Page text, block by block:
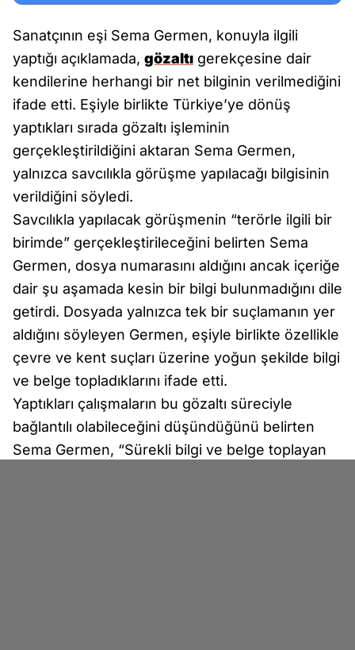
Sanatçının eşi Sema Germen, konuyla ilgili
yaptığı açıklamada, gözaltı gerekçesine dair
kendilerine herhangi bir net bilginin verilmediğini
ifade etti. Eşiyle birlikte Türkiye’ye dönüş
yaptıkları sırada gözaltı işleminin
gerçekleştirildiğini aktaran Sema Germen,
yalnızca savcılıkla görüşme yapılacağı bilgisinin
verildiğini söyledi.
Savcılıkla yapılacak görüşmenin “terörle ilgili bir
birimde” gerçekleştirileceğini belirten Sema
Germen, dosya numarasını aldığını ancak içeriğe
dair şu aşamada kesin bir bilgi bulunmadığını dile
getirdi. Dosyada yalnızca tek bir suçlamanın yer
aldığını söyleyen Germen, eşiyle birlikte özellikle
çevre ve kent suçları üzerine yoğun şekilde bilgi
ve belge topladıklarını ifade etti.
Yaptıkları çalışmaların bu gözaltı süreciyle
bağlantılı olabileceğini düşündüğünü belirten
Sema Germen, “Sürekli bilgi ve belge toplayan